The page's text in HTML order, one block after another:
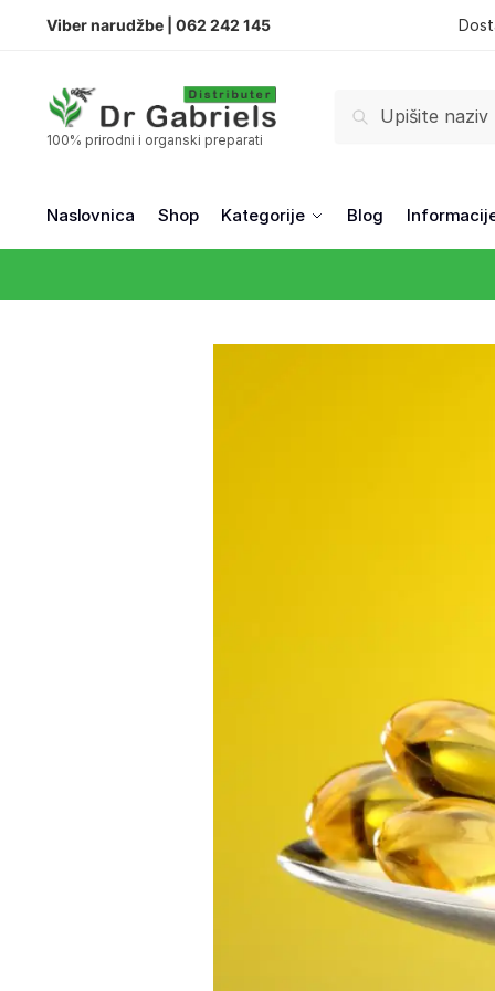
Viber narudžbe | 062 242 145
100% prirodni i organski preparati
Pretraži
Naslovnica Shop Kategorije Blog